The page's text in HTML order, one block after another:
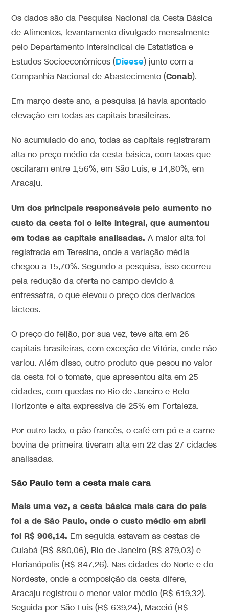
Os dados são da Pesquisa Nacional da Cesta Básica
de Alimentos, levantamento divulgado mensalmente
pelo Departamento Intersindical de Estatística e
Estudos Socioeconômicos (Dieese) junto com a
Companhia Nacional de Abastecimento (Conab).
Em março deste ano, a pesquisa já havia apontado
elevação em todas as capitais brasileiras.
No acumulado do ano, todas as capitais registraram
alta no preço médio da cesta básica, com taxas que
oscilaram entre 1,56%, em São Luís, e 14,80%, em
Aracaju.
Um dos principais responsáveis pelo aumento no
custo da cesta foi o leite integral, que aumentou
em todas as capitais analisadas. A maior alta foi
registrada em Teresina, onde a variação média
chegou a 15,70%. Segundo a pesquisa, isso ocorreu
pela redução da oferta no campo devido à
entressafra, o que elevou o preço dos derivados
lácteos.
O preço do feijão, por sua vez, teve alta em 26
capitais brasileiras, com exceção de Vitória, onde não
variou. Além disso, outro produto que pesou no valor
da cesta foi o tomate, que apresentou alta em 25
cidades, com quedas no Rio de Janeiro e Belo
Horizonte e alta expressiva de 25% em Fortaleza.
Por outro lado, o pão francês, o café em pó e a carne
bovina de primeira tiveram alta em 22 das 27 cidades
analisadas.
São Paulo tem a cesta mais cara
Mais uma vez, a cesta básica mais cara do país
foi a de São Paulo, onde o custo médio em abril
foi R$ 906,14. Em seguida estavam as cestas de
Cuiabá (R$ 880,06), Rio de Janeiro (R$ 879,03) e
Florianópolis (R$ 847,26). Nas cidades do Norte e do
Nordeste, onde a composição da cesta difere,
Aracaju registrou o menor valor médio (R$ 619,32).
Seguida por São Luís (R$ 639,24), Maceió (R$